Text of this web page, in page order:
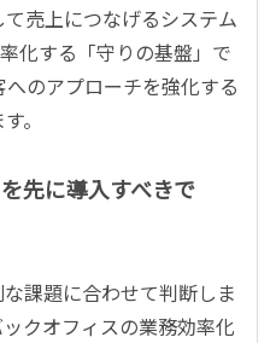
売上につなげるシステム
化する「守りの基盤」で
のアプローチを強化する
。
先に導入すべきで
課題に合わせて判断しま
クオフィスの業務効率化